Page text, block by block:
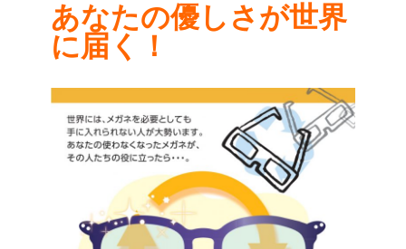
あなたの優しさが世界
に届く！